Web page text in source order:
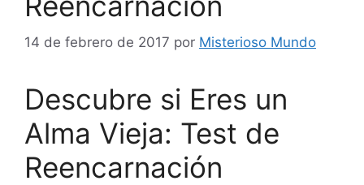
14 de febrero de 2017 por Misterioso Mundo
Descubre si Eres un
Alma Vieja: Test de
Reencarnación